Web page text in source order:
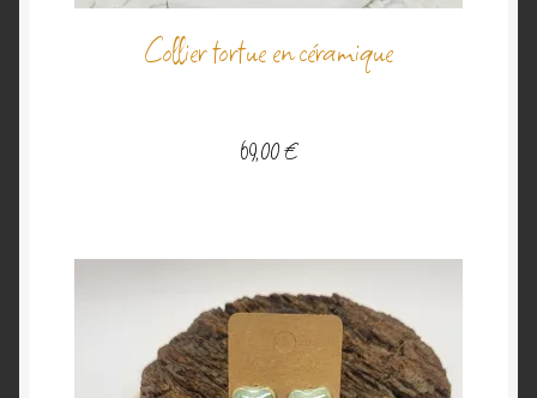
Collier tortue en céramique
69,00€